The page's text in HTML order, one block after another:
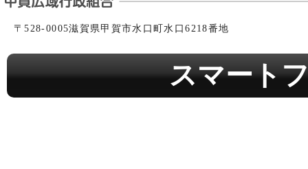
〒528-0005滋賀県甲賀市水口町水口6218番地
スマート